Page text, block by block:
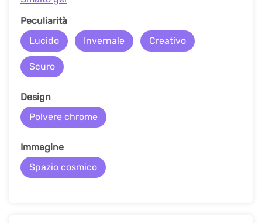
Peculiarità
Lucido
Invernale Creativo
Scuro
Design
Polvere chrome
Immagine
Spazio cosmico